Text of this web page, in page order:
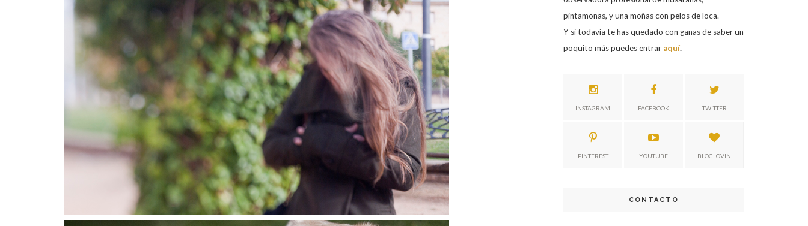
pintamonas, y una moñas con pelos de loca.
Y si todavía te has quedado con ganas de saber un
poquito más puedes entrar aquí.
INSTAGRAM FACEBOOK TWITTER
PINTEREST YOUTUBE BLOGLOVIN
CONTACTO